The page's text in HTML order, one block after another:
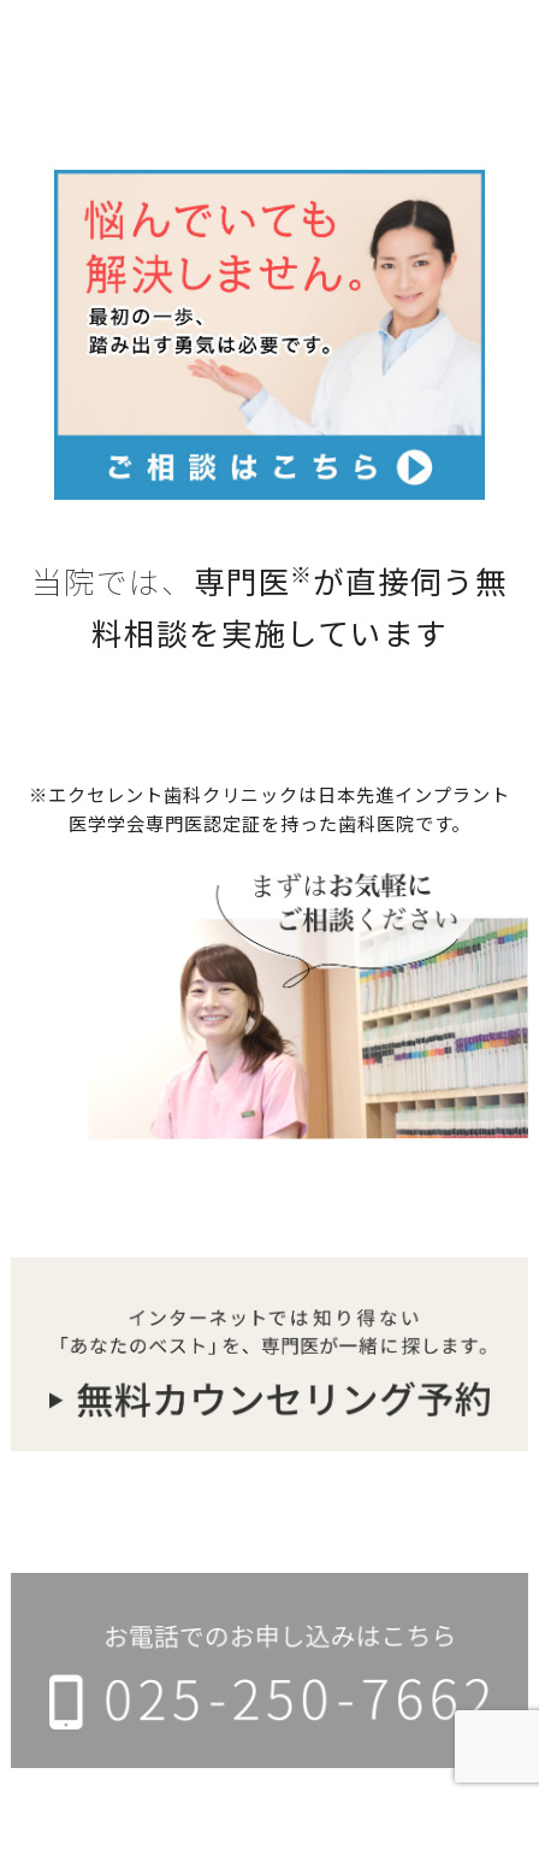
当院では、 専門医※が直接伺う無
料相談を実施しています
※エクセレント歯科クリニックは日本先進インプラント
医学学会専門医認定証を持った歯科医院です。